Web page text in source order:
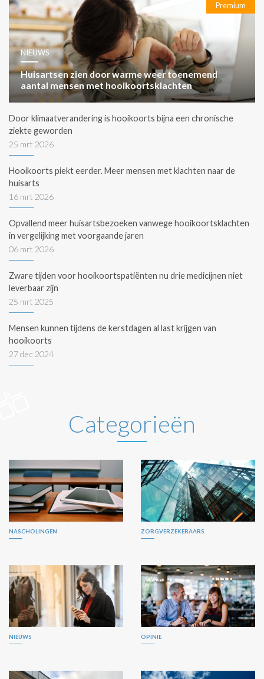
Premium
NIEUWS
Huisartsen zien door warme weer toenemend
aantal mensen met hooikoortsklachten
Door klimaatverandering is hooikoorts bijna een chronische
ziekte geworden
25 mrt 2026
Hooikoorts piekt eerder. Meer mensen met klachten naar de
huisarts
16 mrt 2026
Opvallend meer huisartsbezoeken vanwege hooikoortsklachten
in vergelijking met voorgaande jaren
06 mrt 2026
Zware tijden voor hooikoortspatiënten nu drie medicijnen niet
leverbaar zijn
25 mrt 2025
Mensen kunnen tijdens de kerstdagen al last krijgen van
hooikoorts
27 dec 2024
Categorieën
NASCHOLINGEN ZORGVERZEKERAARS
NIEUWS OPINIE